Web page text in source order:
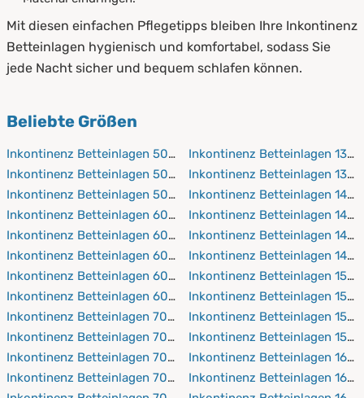
Mit diesen einfachen Pflegetipps bleiben Ihre Inkontinenz
Betteinlagen hygienisch und komfortabel, sodass Sie
jede Nacht sicher und bequem schlafen können.
Beliebte Größen
Inkontinenz Betteinlagen 50x70 cm
Inkontinenz Betteinlagen 50x90 cm
Inkontinenz Betteinlagen 50x100 cm
Inkontinenz Betteinlagen 60x120 cm
Inkontinenz Betteinlagen 60x190 cm
Inkontinenz Betteinlagen 60x200 cm
Inkontinenz Betteinlagen 60x210 cm
Inkontinenz Betteinlagen 60x220 cm
Inkontinenz Betteinlagen 70x140 cm
Inkontinenz Betteinlagen 70x160 cm
Inkontinenz Betteinlagen 70x190 cm
Inkontinenz Betteinlagen 70x200 cm
Inkontinenz Betteinlagen
Inkontinenz Betteinlagen
Inkontinenz Betteinlagen
Inkontinenz Betteinlagen
Inkontinenz Betteinlagen
Inkontinenz Betteinlagen
Inkontinenz Betteinlagen
Inkontinenz Betteinlagen
Inkontinenz Betteinlagen
Inkontinenz Betteinlagen
Inkontinenz Betteinlagen
Inkontinenz Betteinlagen